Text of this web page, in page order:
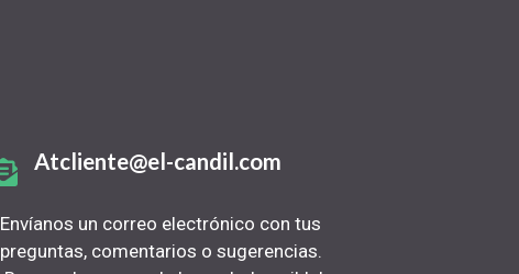
Atcliente@el-candil.com
Envíanos un correo electrónico con tus
preguntas, comentarios o sugerencias.